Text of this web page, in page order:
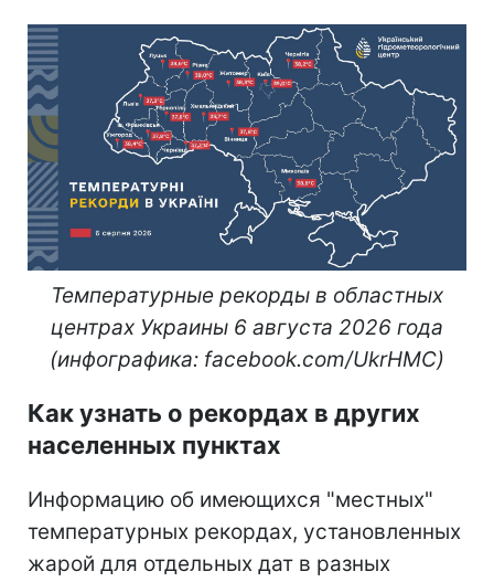
Температурные рекорды в областных
центрах Украины 6 августа 2026 года
(инфографика: facebook.com/UkrHMC)
Как узнать о рекордах в других
населенных пунктах
Информацию об имеющихся "местных"
температурных рекордах, установленных
жарой для отдельных дат в разных